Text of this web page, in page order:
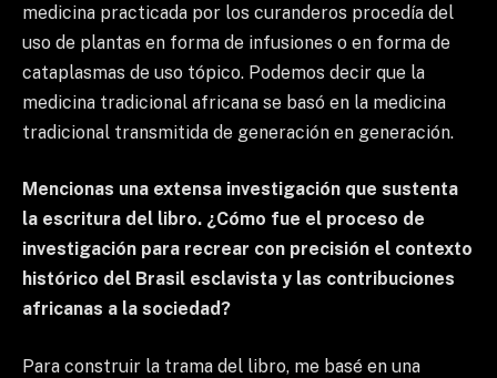
medicina practicada por los curanderos procedía del
uso de plantas en forma de infusiones o en forma de
cataplasmas de uso tópico. Podemos decir que la
medicina tradicional africana se basó en la medicina
tradicional transmitida de generación en generación.
Mencionas una extensa investigación que sustenta
la escritura del libro. ¿Cómo fue el proceso de
investigación para recrear con precisión el contexto
histórico del Brasil esclavista y las contribuciones
africanas a la sociedad?
Para construir la trama del libro, me basé en una